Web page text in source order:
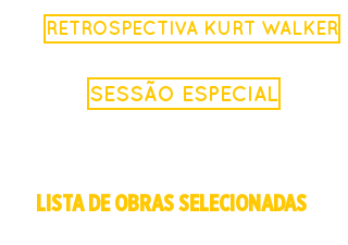
RETROSPECTIVA KURT WALKER
SESSÃO ESPECIAL
LISTA DE OBRAS SELECIONADAS